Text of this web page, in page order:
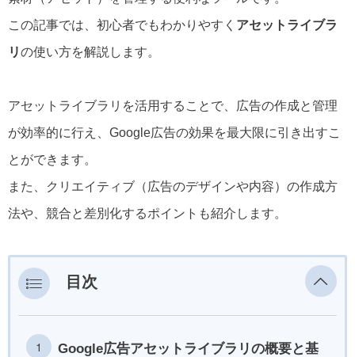
この記事では、初心者でもわかりやすく アセットライブラ
リの使い方を解説します。
アセットライブラリを活用することで、広告の作成と管理
が効率的に行え、Google広告の効果を最大限に引き出すこ
とができます。
また、クリエイティブ（広告のデザインや内容）の作成方
法や、競合と差別化するポイントも紹介します。
目次
Google広告アセットライブラリの概要と基